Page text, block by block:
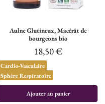
Aulne Glutineux, Macérât de
bourgeons bio
18,50€
Cardio-Vasculaire
Sphère Respiratoire
Ajouter au panier